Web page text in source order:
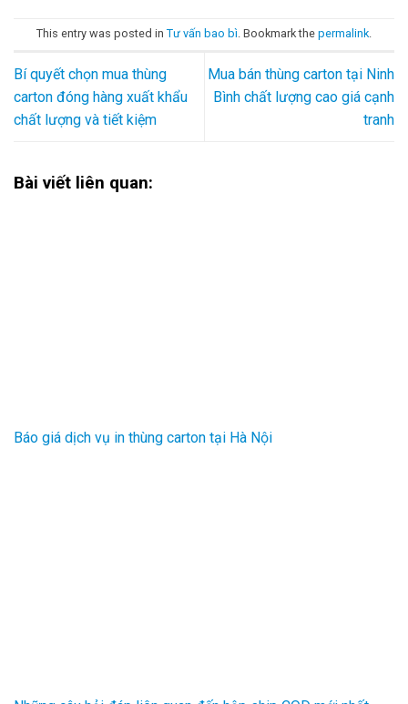
This entry was posted in Tư vấn bao bì. Bookmark the permalink.
Bí quyết chọn mua thùng
carton đóng hàng xuất khẩu
chất lượng và tiết kiệm
Mua bán thùng carton tại Ninh
Bình chất lượng cao giá cạnh
tranh
Bài viết liên quan:
Báo giá dịch vụ in thùng carton tại Hà Nội